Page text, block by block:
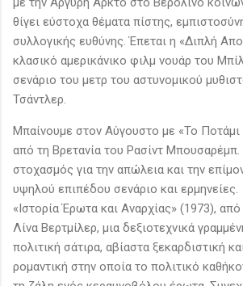
θίγει εύστοχα θέματα πίστης,
συλλογικής ευθύνης. Έπεται η «Διπλή
κλασικό αμερικάνικο φιλμ νουάρ του
σενάριο του μετρ του αστυνομικού
Τσάντλερ.
Μπαίνουμε στον Αύγουστο με «Το
από τη Βρετανία του Ρασίντ
στοχασμός για την απώλεια και την
υψηλού επιπέδου σενάριο και
«Ιστορία Έρωτα και Αναρχίας» (1973), από
Λίνα Βερτμίλερ, μια δεξιοτεχνικά
πολιτική σάτιρα, αβίαστα ξεκαρδιστική
ρομαντική στην οποία το πολιτικό